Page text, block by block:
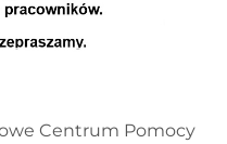
Centrum Pomocy